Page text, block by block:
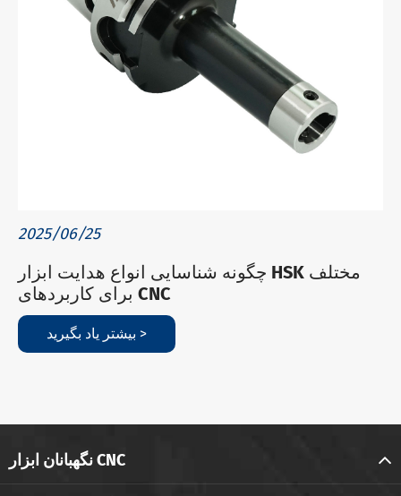
2025/06/25
چگونه شناسایی انواع هدایت ابزار HSK مختلف
برای کاربردهای CNC
بیشتر یاد بگیرید >
نگهبانان ابزار CNC